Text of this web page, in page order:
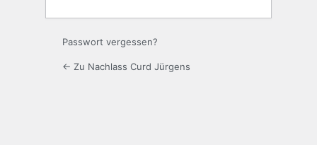
Passwort vergessen?
← Zu Nachlass Curd Jürgens